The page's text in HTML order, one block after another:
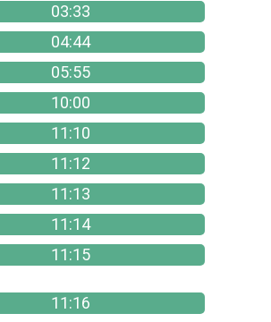
03:33
04:44
05:55
10:00
11:10
11:12
11:13
11:14
11:15
11:16